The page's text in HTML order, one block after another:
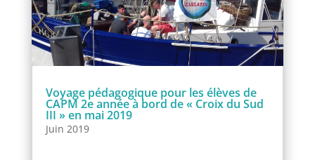
Voyage pédagogique pour les élèves de
CAPM 2e année à bord de « Croix du Sud
III » en mai 2019
Juin 2019